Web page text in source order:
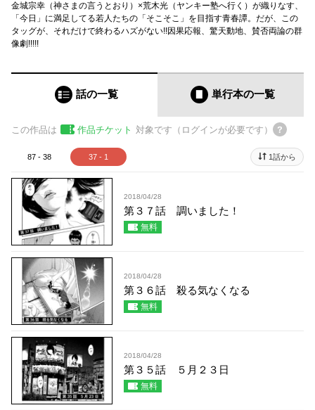
金城宗幸（神さまの言うとおり）×荒木光（ヤンキー塾へ行く）が織りなす、
「今日」に満足してる若人たちの「そこそこ」を目指す青春譚。だが、この
タッグが、それだけで終わるハズがない!!因果応報、驚天動地、賛否両論の群
像劇!!!!!
話の一覧 単行本の一覧
この作品は 作品チケット 対象です（ログインが必要です）
87 - 38 37 - 1 1話から
2018/04/28
第３７話 調いました！
無料
2018/04/28
第３６話 殺る気なくなる
無料
2018/04/28
第３５話 ５月２３日
無料